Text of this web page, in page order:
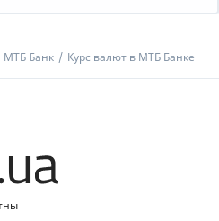
МТБ Банк Курс валют в МТБ Банке